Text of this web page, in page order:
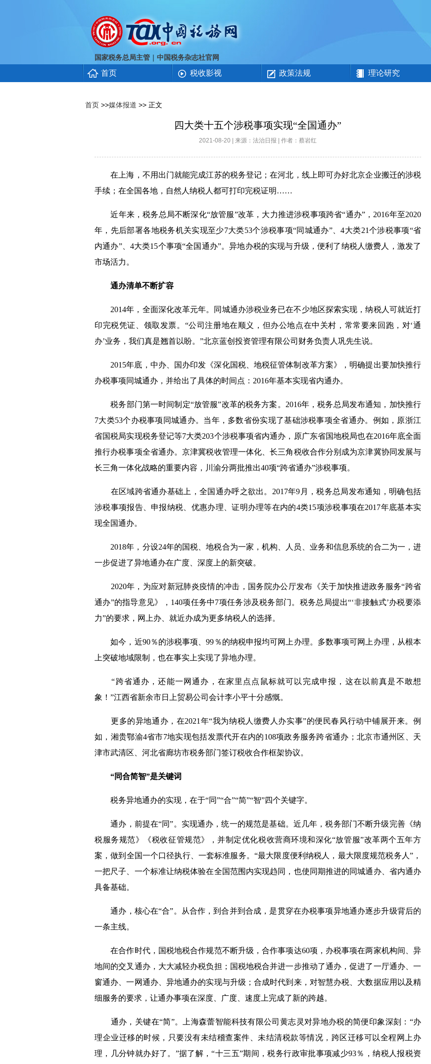
国家税务总局主管 ｜ 中国税务杂志社官网
首页 税收影视 政策法规 理论研究
首页 >>媒体报道 >> 正文
四大类十五个涉税事项实现“全国通办”
2021-08-20 | 来源：法治日报 | 作者：蔡岩红
在上海，不用出门就能完成江苏的税务登记；在河北，线上即可办好北京企业搬迁的涉税
手续；在全国各地，自然人纳税人都可打印完税证明……
近年来，税务总局不断深化“放管服”改革，大力推进涉税事项跨省“通办”， 2016年至2020
年，先后部署各地税务机关实现至少7大类53个涉税事项“同城通办”、4大类21个涉税事项“省
内通办”、 4大类15个事项“全国通办”。异地办税的实现与升级，便利了纳税人缴费人，激发了
市场活力。
通办清单不断扩容
2014年，全面深化改革元年。同城通办涉税业务已在不少地区探索实现，纳税人可就近打
印完税凭证、领取发票。“公司注册地在顺义，但办公地点在中关村，常常要来回跑，对‘通
办’业务，我们真是翘首以盼。”北京蓝创投资管理有限公司财务负责人巩先生说。
2015年底，中办、国办印发《深化国税、地税征管体制改革方案》，明确提出要加快推行
办税事项同城通办，并给出了具体的时间点： 2016年基本实现省内通办。
税务部门第一时间制定“放管服”改革的税务方案。 2016年，税务总局发布通知，加快推行
7大类53个办税事项同城通办。当年，多数省份实现了基础涉税事项全省通办。例如，原浙江
省国税局实现税务登记等7大类203个涉税事项省内通办，原广东省国地税局也在2016年底全面
推行办税事项全省通办。京津冀税收管理一体化、长三角税收合作分别成为京津冀协同发展与
长三角一体化战略的重要内容，川渝分两批推出40项“跨省通办”涉税事项。
在区域跨省通办基础上，全国通办呼之欲出。 2017年9 月，税务总局发布通知，明确包括
涉税事项报告、申报纳税、优惠办理、证明办理等在内的4类15项涉税事项在2017年底基本实
现全国通办。
2018年，分设24年的国税、地税合为一家，机构、人员、业务和信息系统的合二为一，进
一步促进了异地通办在广度、深度上的新突破。
2020年，为应对新冠肺炎疫情的冲击，国务院办公厅发布《关于加快推进政务服务“跨省
通办”的指导意见》， 140项任务中7项任务涉及税务部门。税务总局提出“‘非接触式’办税要添
力”的要求，网上办、就近办成为更多纳税人的选择。
如今，近90％的涉税事项、99 ％的纳税申报均可网上办理。多数事项可网上办理，从根本
上突破地域限制，也在事实上实现了异地办理。
“跨省通办，还能一网通办，在家里点点鼠标就可以完成申报，这在以前真是不敢想
象！”江西省新余市日上贸易公司会计李小平十分感慨。
更多的异地通办，在2021 年“我为纳税人缴费人办实事”的便民春风行动中铺展开来。例
如，湘贵鄂渝4省市7地实现包括发票代开在内的108项政务服务跨省通办；北京市通州区、天
津市武清区、河北省廊坊市税务部门签订税收合作框架协议。
“同合简智”是关键词
税务异地通办的实现，在于“同”“合”“简”“智”四个关键字。
通办，前提在“同”。实现通办，统一的规范是基础。近几年，税务部门不断升级完善《纳
税服务规范》《税收征管规范》，并制定优化税收营商环境和深化“放管服”改革两个五年方
案，做到全国一个口径执行、一套标准服务。“最大限度便利纳税人，最大限度规范税务人”，
一把尺子、一个标准让纳税体验在全国范围内实现趋同，也使同期推进的同城通办、省内通办
具备基础。
通办，核心在“合”。从合作，到合并到合成，是贯穿在办税事项异地通办逐步升级背后的
一条主线。
在合作时代，国税地税合作规范不断升级，合作事项达60项，办税事项在两家机构间、异
地间的交叉通办，大大减轻办税负担；国税地税合并进一步推动了通办，促进了一厅通办、一
窗通办、一网通办、异地通办的实现与升级；合成时代到来，对智慧办税、大数据应用以及精
细服务的要求，让通办事项在深度、广度、速度上完成了新的跨越。
通办，关键在“简”。上海森蕾智能科技有限公司黄志灵对异地办税的简便印象深刻：“办
理企业迁移的时候，只要没有未结稽查案件、未结清税款等情况，跨区迁移可以全程网上办
理，几分钟就办好了。”据了解，“十三五”期间，税务行政审批事项减少93％，纳税人报税资